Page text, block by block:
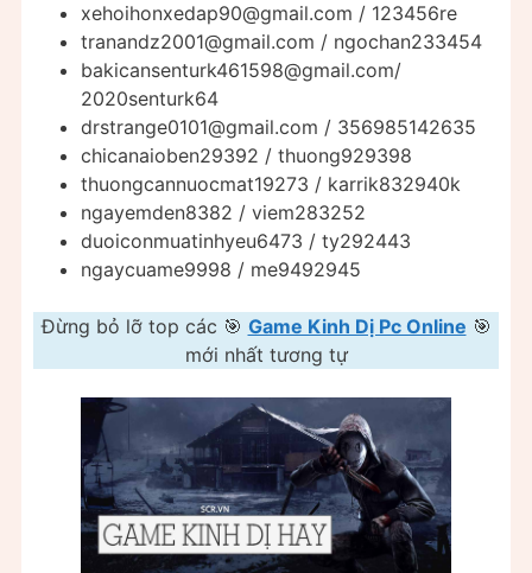
xehoihonxedap90@gmail.com / 123456re
tranandz2001@gmail.com / ngochan233454
bakicansenturk461598@gmail.com/
2020senturk64
drstrange0101@gmail.com / 356985142635
chicanaioben29392 / thuong929398
thuongcannuocmat19273 / karrik832940k
ngayemden8382 / viem283252
duoiconmuatinhyeu6473 / ty292443
ngaycuame9998 / me9492945
Đừng bỏ lỡ top các 🎯 Game Kinh Dị Pc Online 🎯
mới nhất tương tự